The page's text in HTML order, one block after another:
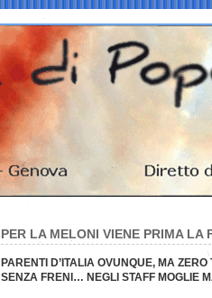
PER LA MELONI VIENE PRIMA LA
PARENTI D’ITALIA OVUNQUE, MA
SENZA FRENI… NEGLI STAFF MOGLIE